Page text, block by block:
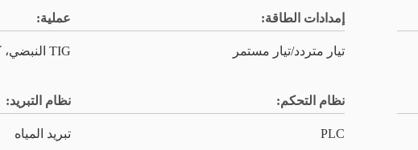
إمدادات الطاقة:
تيار متردد/تيار مستمر
عملية:
TIG النبضي، كسوة TIG ذات الأسلاك الساخنة
نظام التحكم:
PLC
نظام التبريد:
تبريد المياه